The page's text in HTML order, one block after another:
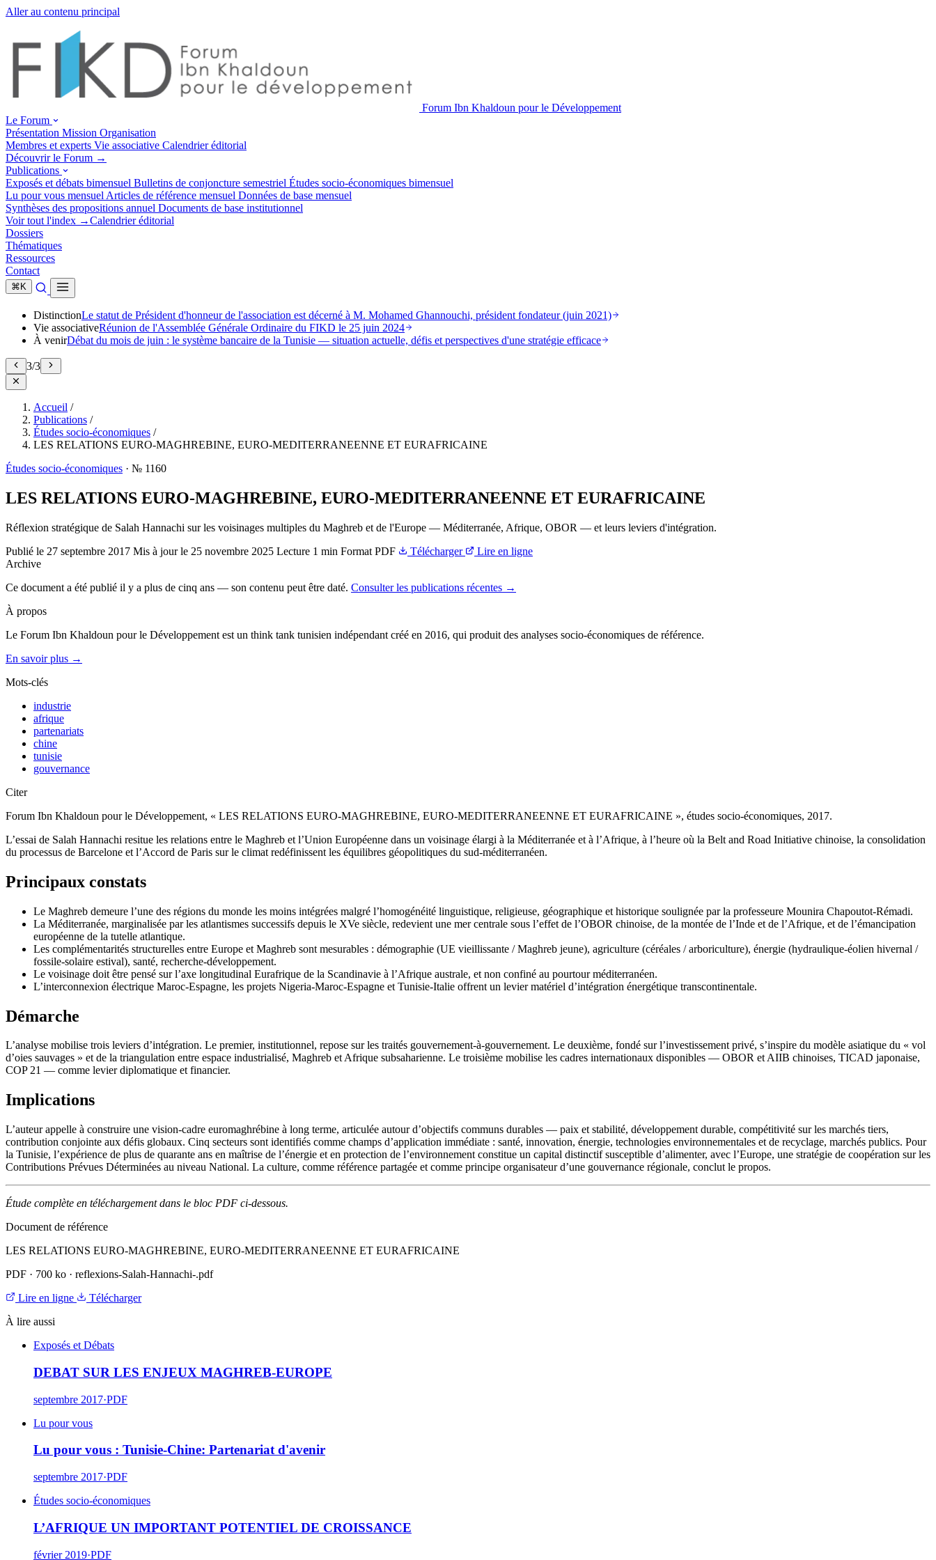
Aller au contenu principal
Forum Ibn Khaldoun pour le Développement
Le Forum
Présentation Mission Organisation
Membres et experts Vie associative Calendrier éditorial
Découvrir le Forum →
Publications
Exposés et débats bimensuel Bulletins de conjoncture semestriel Études socio-économiques bimensuel
Lu pour vous mensuel Articles de référence mensuel Données de base mensuel
Synthèses des propositions annuel Documents de base institutionnel
Voir tout l'index →Calendrier éditorial
Dossiers
Thématiques
Ressources
Contact
⌘ K
DistinctionLe statut de Président d'honneur de l'association est décerné à M. Mohamed Ghannouchi, président fondateur (juin 2021)
Vie associativeRéunion de l'Assemblée Générale Ordinaire du FIKD le 25 juin 2024
À venirDébat du mois de juin : le système bancaire de la Tunisie — situation actuelle, défis et perspectives d'une stratégie efficace
3/3
Accueil /
Publications /
Études socio-économiques /
LES RELATIONS EURO-MAGHREBINE, EURO-MEDITERRANEENNE ET EURAFRICAINE
Études socio-économiques · № 1160
LES RELATIONS EURO-MAGHREBINE, EURO-MEDITERRANEENNE ET EURAFRICAINE
Réflexion stratégique de Salah Hannachi sur les voisinages multiples du Maghreb et de l'Europe — Méditerranée, Afrique, OBOR — et leurs leviers d'intégration.
Publié le 27 septembre 2017 Mis à jour le 25 novembre 2025 Lecture 1 min Format PDF Télécharger
Lire en ligne
Archive
Ce document a été publié il y a plus de cinq ans — son contenu peut être daté. Consulter les publications récentes →
À propos
Le Forum Ibn Khaldoun pour le Développement est un think tank tunisien indépendant créé en 2016, qui produit des analyses socio-économiques de référence.
En savoir plus →
Mots-clés
industrie
afrique
partenariats
chine
tunisie
gouvernance
Citer
Forum Ibn Khaldoun pour le Développement, « LES RELATIONS EURO-MAGHREBINE, EURO-MEDITERRANEENNE ET EURAFRICAINE », études socio-économiques, 2017.
L’essai de Salah Hannachi resitue les relations entre le Maghreb et l’Union Européenne dans un voisinage élargi à la Méditerranée et à l’Afrique, à l’heure où la Belt and Road Initiative chinoise, la consolidation
du processus de Barcelone et l’Accord de Paris sur le climat redéfinissent les équilibres géopolitiques du sud-méditerranéen.
Principaux constats
Le Maghreb demeure l’une des régions du monde les moins intégrées malgré l’homogénéité linguistique, religieuse, géographique et historique soulignée par la professeure Mounira Chapoutot-Rémadi.
La Méditerranée, marginalisée par les atlantismes successifs depuis le XVe siècle, redevient une mer centrale sous l’effet de l’OBOR chinoise, de la montée de l’Inde et de l’Afrique, et de l’émancipation
européenne de la tutelle atlantique.
Les complémentarités structurelles entre Europe et Maghreb sont mesurables : démographie (UE vieillissante / Maghreb jeune), agriculture (céréales / arboriculture), énergie (hydraulique-éolien hivernal /
fossile-solaire estival), santé, recherche-développement.
Le voisinage doit être pensé sur l’axe longitudinal Eurafrique de la Scandinavie à l’Afrique australe, et non confiné au pourtour méditerranéen.
L’interconnexion électrique Maroc-Espagne, les projets Nigeria-Maroc-Espagne et Tunisie-Italie offrent un levier matériel d’intégration énergétique transcontinentale.
Démarche
L’analyse mobilise trois leviers d’intégration. Le premier, institutionnel, repose sur les traités gouvernement-à-gouvernement. Le deuxième, fondé sur l’investissement privé, s’inspire du modèle asiatique du « vol
d’oies sauvages » et de la triangulation entre espace industrialisé, Maghreb et Afrique subsaharienne. Le troisième mobilise les cadres internationaux disponibles — OBOR et AIIB chinoises, TICAD japonaise,
COP 21 — comme levier diplomatique et financier.
Implications
L’auteur appelle à construire une vision-cadre euromaghrébine à long terme, articulée autour d’objectifs communs durables — paix et stabilité, développement durable, compétitivité sur les marchés tiers,
contribution conjointe aux défis globaux. Cinq secteurs sont identifiés comme champs d’application immédiate : santé, innovation, énergie, technologies environnementales et de recyclage, marchés publics. Pour
la Tunisie, l’expérience de plus de quarante ans en maîtrise de l’énergie et en protection de l’environnement constitue un capital distinctif susceptible d’alimenter, avec l’Europe, une stratégie de coopération sur les
Contributions Prévues Déterminées au niveau National. La culture, comme référence partagée et comme principe organisateur d’une gouvernance régionale, conclut le propos.
Étude complète en téléchargement dans le bloc PDF ci-dessous.
Document de référence
LES RELATIONS EURO-MAGHREBINE, EURO-MEDITERRANEENNE ET EURAFRICAINE
PDF · 700 ko · reflexions-Salah-Hannachi-.pdf
Lire en ligne
Télécharger
À lire aussi
Exposés et Débats
DEBAT SUR LES ENJEUX MAGHREB-EUROPE
septembre 2017·PDF
Lu pour vous
Lu pour vous : Tunisie-Chine: Partenariat d'avenir
septembre 2017·PDF
Études socio-économiques
L’AFRIQUE UN IMPORTANT POTENTIEL DE CROISSANCE
février 2019·PDF